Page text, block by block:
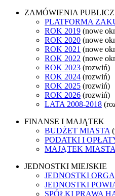
ZAMÓWIENIA
PLATFORMA
ROK 2019 (nowe
ROK 2020 (nowe
ROK 2021 (nowe
ROK 2022 (nowe
ROK 2023 (rozwiń)
ROK 2024 (rozwiń)
ROK 2025 (rozwiń)
ROK 2026 (rozwiń)
LATA 2008-2018
FINANSE I MAJĄTEK
BUDŻET MIASTA
PODATKI I
MAJĄTEK MIASTA
JEDNOSTKI MIEJSKIE
JEDNOSTKI
JEDNOSTKI
SPÓŁKI PRAWA